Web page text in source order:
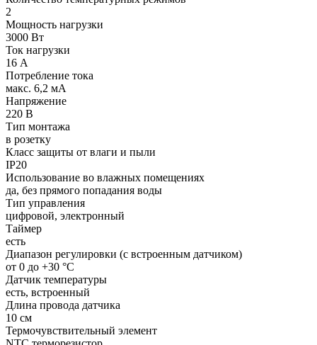
2
Мощность нагрузки
3000 Вт
Ток нагрузки
16 А
Потребление тока
макс. 6,2 мА
Напряжение
220 В
Тип монтажа
в розетку
Класс защиты от влаги и пыли
IP20
Использование во влажных помещениях
да, без прямого попадания воды
Тип управления
цифровой, электронный
Таймер
есть
Диапазон регулировки (с встроенным датчиком)
от 0 до +30 °С
Датчик температуры
есть, встроенный
Длина провода датчика
10 см
Термочувствительный элемент